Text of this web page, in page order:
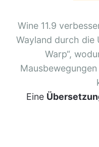
Wine 11.9
Wayland durch die
Warp“,
Eine